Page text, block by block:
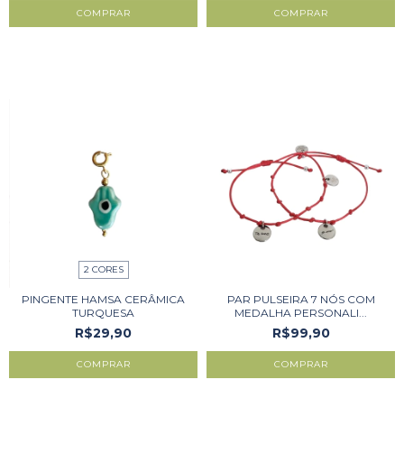
COMPRAR COMPRAR
2 CORES
PINGENTE HAMSA CERÂMICA
TURQUESA
R$29,90
COMPRAR
PAR PULSEIRA 7 NÓS COM
MEDALHA PERSONALI...
R$99,90
COMPRAR